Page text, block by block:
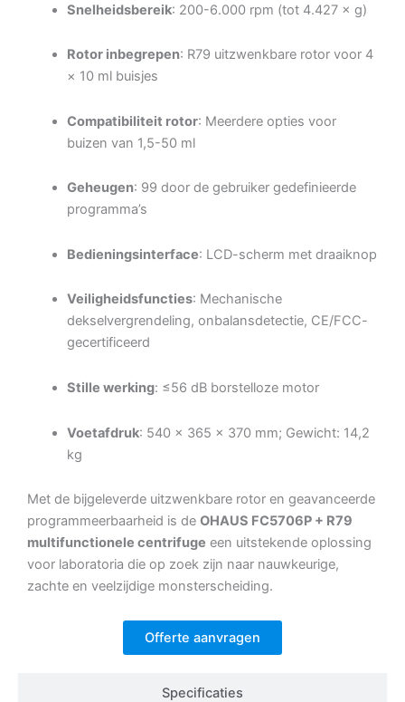
Specificaties
Snelheidsbereik: 200-6.000 rpm (tot 4.427 × g)
Rotor inbegrepen: R79 uitzwenkbare rotor voor 4
× 10 ml buisjes
Compatibiliteit rotor: Meerdere opties voor
buizen van 1,5-50 ml
Geheugen: 99 door de gebruiker gedefinieerde
programma’s
Bedieningsinterface: LCD-scherm met draaiknop
Veiligheidsfuncties: Mechanische
dekselvergrendeling, onbalansdetectie, CE/FCC-
gecertificeerd
Stille werking: ≤56 dB borstelloze motor
Voetafdruk: 540 × 365 × 370 mm; Gewicht: 14,2
kg
Met de bijgeleverde uitzwenkbare rotor en geavanceerde
programmeerbaarheid is de OHAUS FC5706P + R79
multifunctionele centrifuge een uitstekende oplossing
voor laboratoria die op zoek zijn naar nauwkeurige,
zachte en veelzijdige monsterscheiding.
Offerte aanvragen